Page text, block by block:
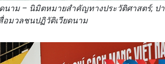
นาม – นิมิตหมายสำคัญทางประวัติศาสตร์; ป
อมวลชนปฏิวัติเวียดนาม